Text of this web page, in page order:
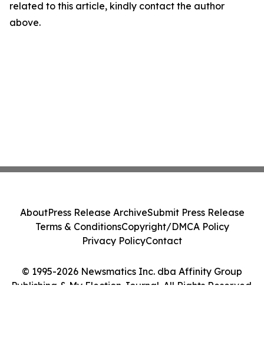
related to this article, kindly contact the author
above.
© 1995-2026 Newsmatics Inc. dba Affinity Group
Publishing & My Election Journal. All Rights Reserved.
AboutPress Release ArchiveSubmit Press Release
Terms & ConditionsCopyright/DMCA Policy
Privacy PolicyContact